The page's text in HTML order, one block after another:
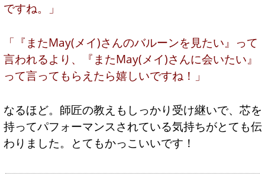
ですね。」
「『またMay(メイ)さんのバルーンを見たい』って
言われるより、『またMay(メイ)さんに会いたい』
って言ってもらえたら嬉しいですね！」
なるほど。師匠の教えもしっかり受け継いで、芯を
持ってパフォーマンスされている気持ちがとても伝
わりました。とてもかっこいいです！